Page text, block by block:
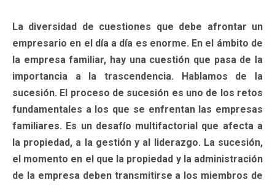
La diversidad de cuestiones que debe afrontar un
empresario en el día a día es enorme. En el ámbito de
la empresa familiar, hay una cuestión que pasa de la
importancia a la trascendencia. Hablamos de la
sucesión. El proceso de sucesión es uno de los retos
fundamentales a los que se enfrentan las empresas
familiares. Es un desafío multifactorial que afecta a
la propiedad, a la gestión y al liderazgo. La sucesión,
el momento en el que la propiedad y la administración
de la empresa deben transmitirse a los miembros de